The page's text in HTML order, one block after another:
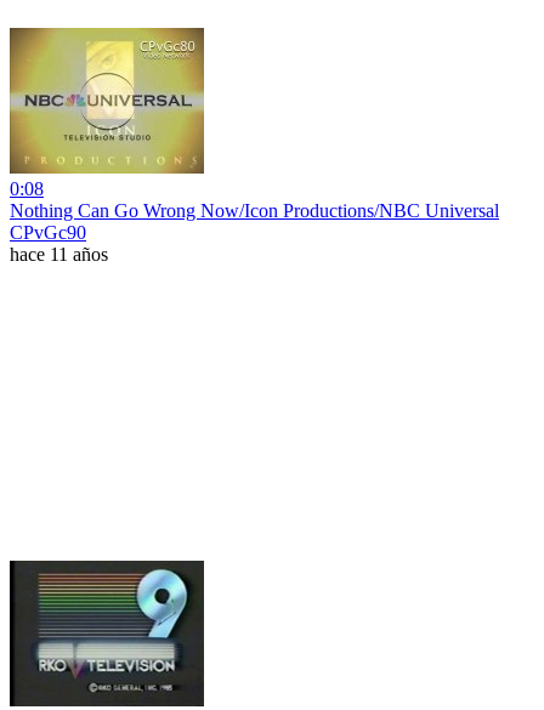
0:08
Nothing Can Go Wrong Now/Icon Productions/NBC Universal
CPvGc90
hace 11 años